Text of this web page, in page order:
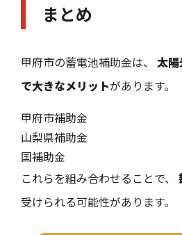
まとめ
甲府市の蓄電池補助金は、 太
で大きなメリットがあります。
甲府市補助金
山梨県補助金
国補助金
これらを組み合わせることで、
受けられる可能性があります。